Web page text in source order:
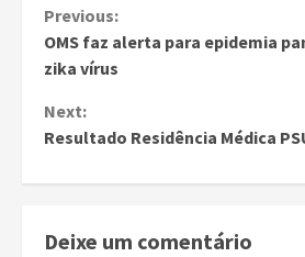
Continue
Reading
Previous:
OMS faz alerta para epidemia
zika vírus
Next:
Resultado Residência Médica
Deixe um comentário